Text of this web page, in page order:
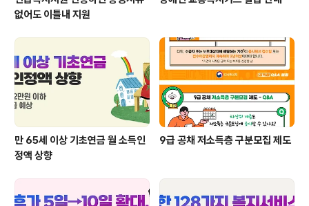
없어도 이틀내 지원
만 65세 이상 기초연금 월 소득인
정액 상향
9급 공채 저소득층 구분모집 제도